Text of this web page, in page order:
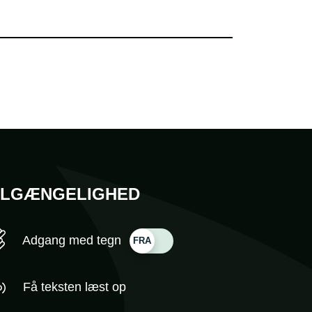
Adgang med tegn
Få teksten læst op